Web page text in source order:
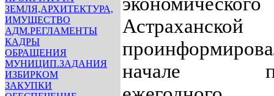
ЗЕМЛЯ,АРХИТЕКТУРА,
ИМУЩЕСТВО
АДМ.РЕГЛАМЕНТЫ
КАДРЫ
ОБРАЩЕНИЯ
МУНИЦИП.ЗАДАНИЯ
ИЗБИРКОМ
ЗАКУПКИ
начале